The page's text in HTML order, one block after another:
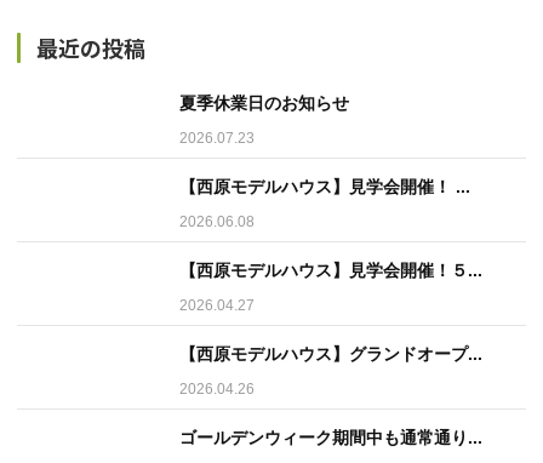
最近の投稿
夏季休業日のお知らせ
2026.07.23
【西原モデルハウス】見学会開催！ ...
2026.06.08
【西原モデルハウス】見学会開催！５...
2026.04.27
【西原モデルハウス】グランドオープ...
2026.04.26
ゴールデンウィーク期間中も通常通り...